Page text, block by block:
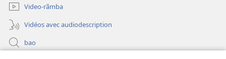
fenêtre)Video-rãmba
Vidéos avec audiodescription
bao